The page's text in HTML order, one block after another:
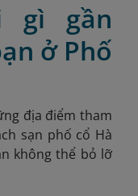
gì gần
ở Phố
địa điểm tham
sạn phố cổ Hà
không thể bỏ lỡ